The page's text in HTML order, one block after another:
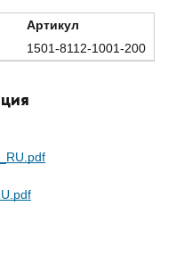
Артикул
1501-8112-1001-200